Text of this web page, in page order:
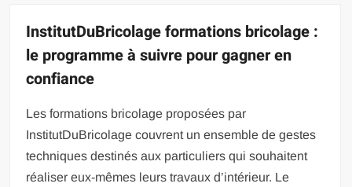
InstitutDuBricolage formations bricolage :
le programme à suivre pour gagner en
confiance
Les formations bricolage proposées par
InstitutDuBricolage couvrent un ensemble de gestes
techniques destinés aux particuliers qui souhaitent
réaliser eux-mêmes leurs travaux d’intérieur. Le